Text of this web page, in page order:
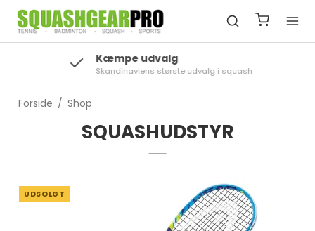
Kæmpe udvalg
Skandinaviens største udvalg i squash
Forside / Shop
SQUASHUDSTYR
UDSOLGT